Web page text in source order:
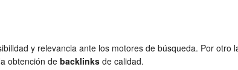
y relevancia ante los motores de búsqueda. Por otro
obtención de backlinks de calidad.